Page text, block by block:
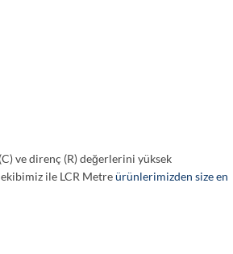
ve direnç (R) değerlerini yüksek
ile LCR Metreürünlerimizden size en